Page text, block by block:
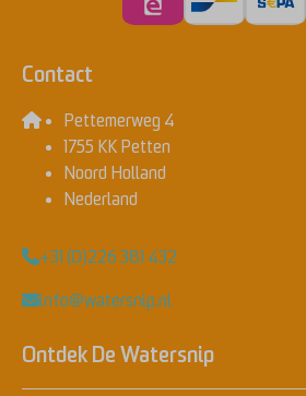
Contact
Pettemerweg 4
1755 KK Petten
Noord Holland
Nederland
+31 (0)226 381 432
info@watersnip.nl
Ontdek De Watersnip